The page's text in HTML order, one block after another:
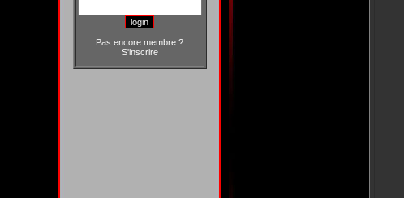
Pas encore membre ?
S'inscrire